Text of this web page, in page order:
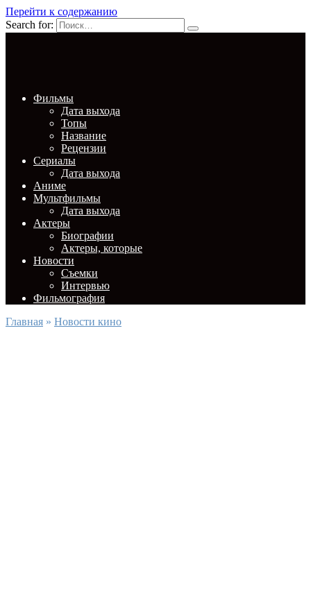
Перейти к содержанию
Search for:
Фильмы
Дата выхода
Топы
Название
Рецензии
Сериалы
Дата выхода
Аниме
Мультфильмы
Дата выхода
Актеры
Биографии
Актеры, которые
Новости
Съемки
Интервью
Фильмография
Главная » Новости кино